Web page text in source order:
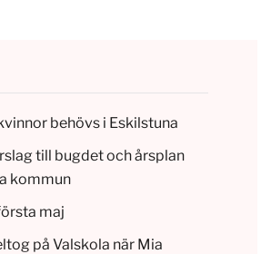
behövs i Eskilstuna
till bugdet och årsplan
kommun
maj
på Valskola när Mia